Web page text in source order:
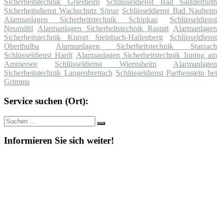
Sicherheitstechnik Griesheim
Schlüsseldienst Bad Salzdetfurth
Sicherheitsdienst Wachschutz Sörup Schlüsseldienst Bad Nauheim
Alarmanlagen Sicherheitstechnik Schipkau
Schlüsseldienst
Neumühl
Alarmanlagen Sicherheitstechnik Rastatt Alarmanlagen
Sicherheitstechnik Kurort Steinbach-Hallenberg
Schlüsseldienst
Oberthulba
Alarmanlagen Sicherheitstechnik Starzach
Schlüsseldienst Hardt Alarmanlagen Sicherheitstechnik Inning am
Ammersee
Schlüsseldienst Wiernsheim
Alarmanlagen
Sicherheitstechnik Langenbrettach Schlüsseldienst Parthenstein bei
Grimma
Service suchen (Ort):
Suche
nach:
Suchen
Informieren Sie sich weiter!